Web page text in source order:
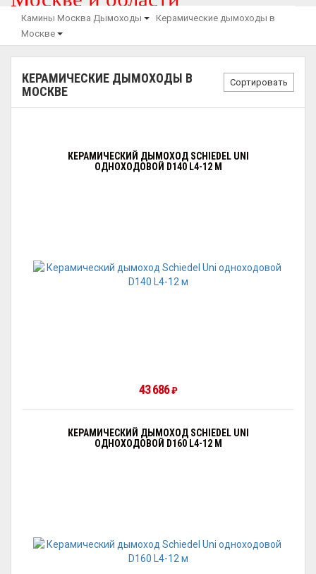
Камины Москва Дымоходы
Керамические дымоходы в
Москве
КЕРАМИЧЕСКИЕ ДЫМОХОДЫ В
МОСКВЕ
Сортировать
КЕРАМИЧЕСКИЙ ДЫМОХОД SCHIEDEL UNI
ОДНОХОДОВОЙ D140 L4-12 М
43 686₽
КЕРАМИЧЕСКИЙ ДЫМОХОД SCHIEDEL UNI
ОДНОХОДОВОЙ D160 L4-12 М